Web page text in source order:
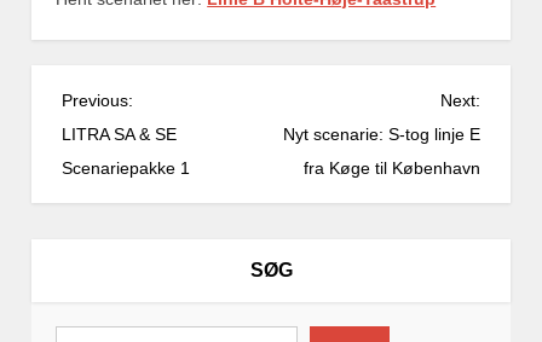
I
n
d
n
Previous:
LITRA SA & SE
Scenariepakke 1
Next:
Nyt scenarie: S-tog linje E
fra Køge til København
SØG